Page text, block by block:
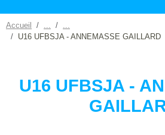
Accueil
U16 UFBSJA - ANNEMASSE GAILLARD
U16 UFBSJA -